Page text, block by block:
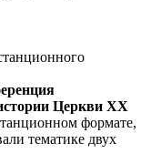
Церкви XX
формате,
тематике двух